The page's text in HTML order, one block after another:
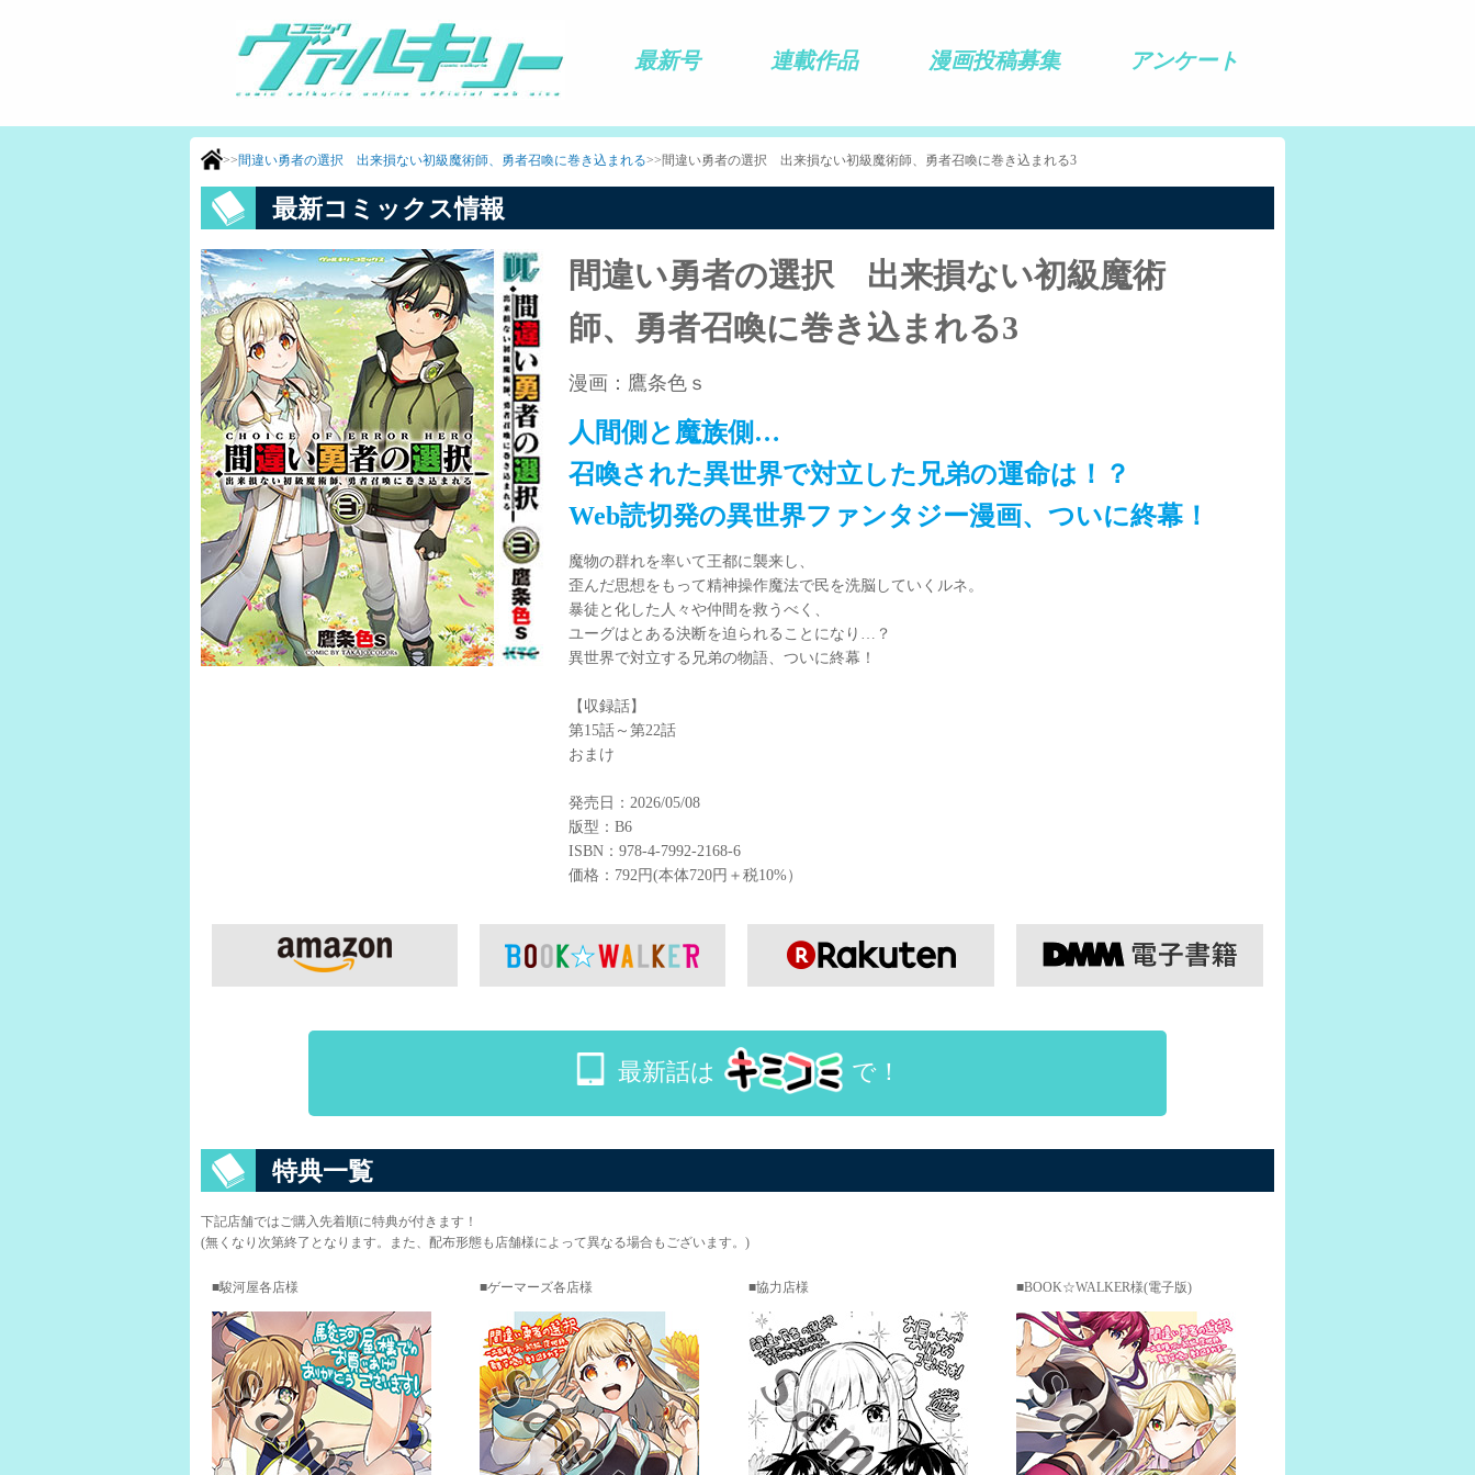
最新号 連載作品 漫画投稿募集 アンケート
>>間違い勇者の選択 出来損ない初級魔術師、勇者召喚に巻き込まれる>>間違い勇者の選択 出来損ない初級魔術師、勇者召喚に巻き込まれる3
最新コミックス情報
間違い勇者の選択 出来損ない初級魔術
師、勇者召喚に巻き込まれる3
漫画：鷹条色ｓ
人間側と魔族側…
召喚された異世界で対立した兄弟の運命は！？
Web読切発の異世界ファンタジー漫画、ついに終幕！
魔物の群れを率いて王都に襲来し、
歪んだ思想をもって精神操作魔法で民を洗脳していくルネ。
暴徒と化した人々や仲間を救うべく、
ユーグはとある決断を迫られることになり…？
異世界で対立する兄弟の物語、ついに終幕！
【収録話】
第15話～第22話
おまけ
発売日：2026/05/08
版型：B6
ISBN：978-4-7992-2168-6
価格：792円(本体720円＋税10%）
最新話は で！
特典一覧
下記店舗ではご購入先着順に特典が付きます！
(無くなり次第終了となります。また、配布形態も店舗様によって異なる場合もございます。)
駿河屋各店様 ゲーマーズ各店様 協力店様 BOOK☆WALKER様(電子版)